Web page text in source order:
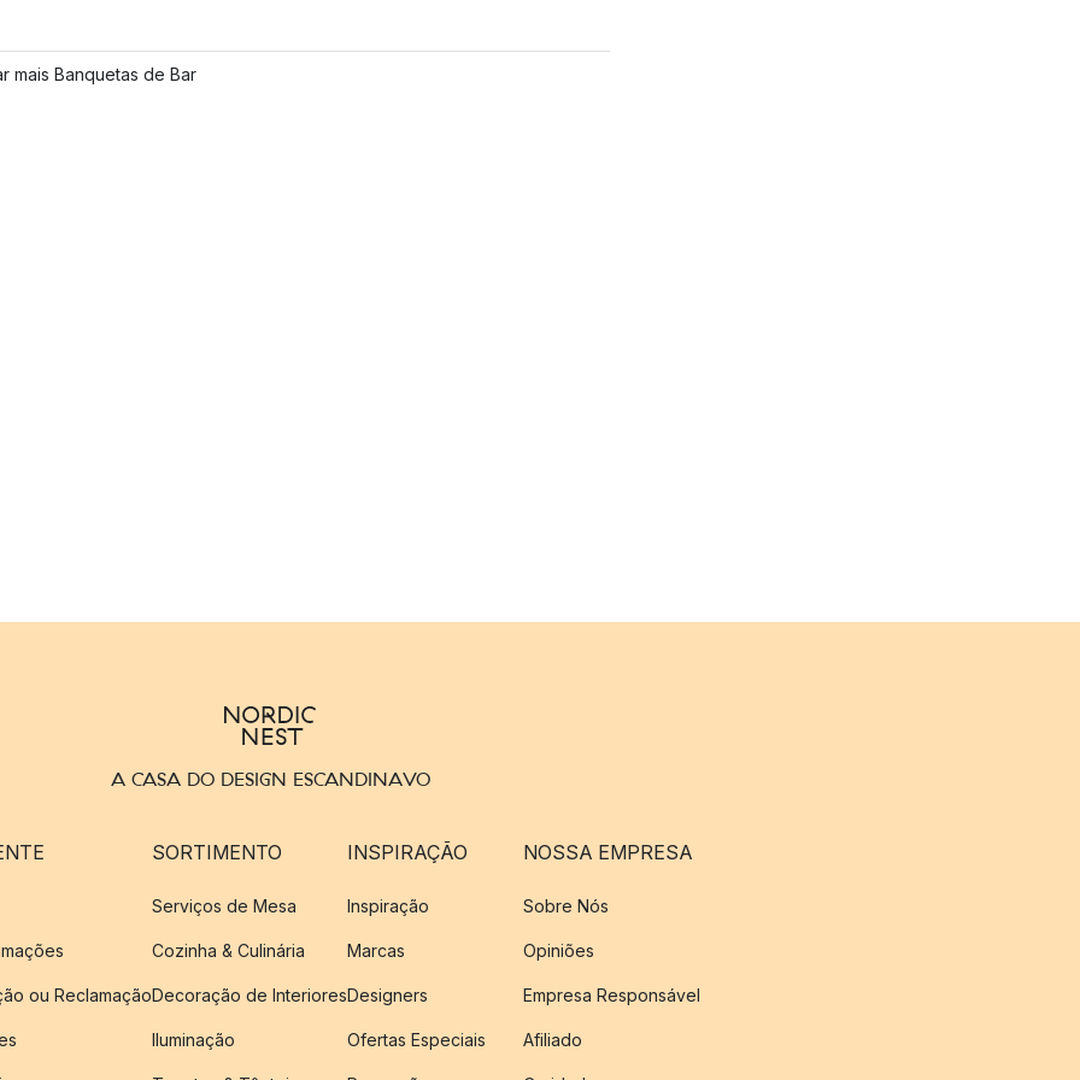
mais Banquetas de Bar
A CASA DO DESIGN ESCANDINAVO
ou Reclamação
SORTIMENTO
Serviços de Mesa
Cozinha & Culinária
Decoração de Interiores
Iluminação
INSPIRAÇÃO
Inspiração
Marcas
Designers
Ofertas Especiais
NOSSA EMPRESA
Sobre Nós
Opiniões
Empresa Responsável
Afiliado